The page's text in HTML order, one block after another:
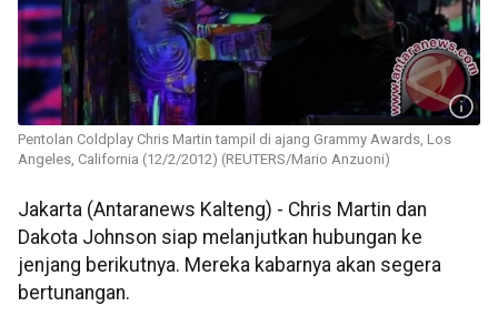
Pentolan Coldplay Chris Martin tampil di ajang Grammy Awards, Los
Angeles, California (12/2/2012) (REUTERS/Mario Anzuoni)
Jakarta (Antaranews Kalteng) - Chris Martin dan
Dakota Johnson siap melanjutkan hubungan ke
jenjang berikutnya. Mereka kabarnya akan segera
bertunangan.